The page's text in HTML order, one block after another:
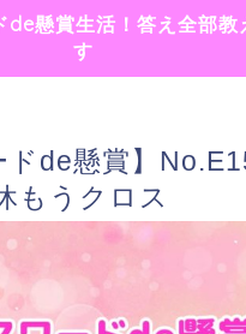
de懸賞生活！答え全部教
す
ドde懸賞】
もうクロス